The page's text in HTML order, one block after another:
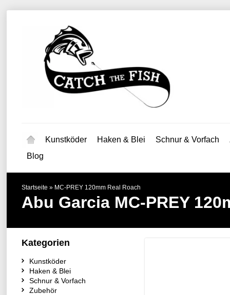
Kunstköder Haken & Blei Schnur & Vorfach
Blog
Startseite » MC-PREY 120mm Real Roach
Abu Garcia MC-PREY
Kategorien
Kunstköder
Haken & Blei
Schnur & Vorfach
Zubehör